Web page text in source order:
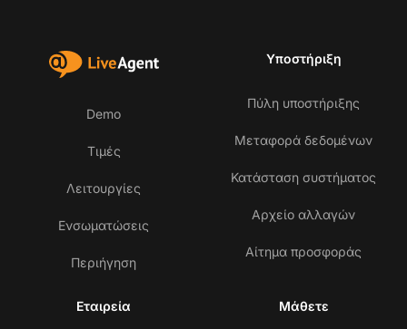
Demo
Τιμές
Λειτουργίες
Ενσωματώσεις
Περιήγηση
Υποστήριξη
Πύλη υποστήριξης
Μεταφορά δεδομένων
Κατάσταση συστήματος
Αρχείο αλλαγών
Αίτημα προσφοράς
Εταιρεία Μάθετε